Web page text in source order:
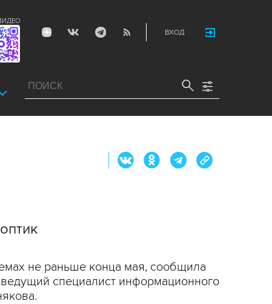
ВХОД
не раньше конца мая, сообщила
специалист информационного